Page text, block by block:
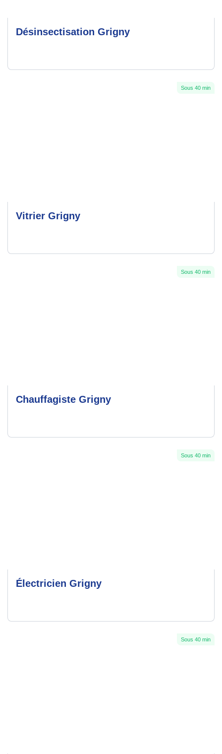
Désinsectisation Grigny
Sous 40 min
Vitrier Grigny
Sous 40 min
Chauffagiste Grigny
Sous 40 min
Électricien Grigny
Sous 40 min